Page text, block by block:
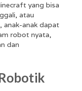
yang bisa
atau
anak-anak dapat
robot nyata,
dan